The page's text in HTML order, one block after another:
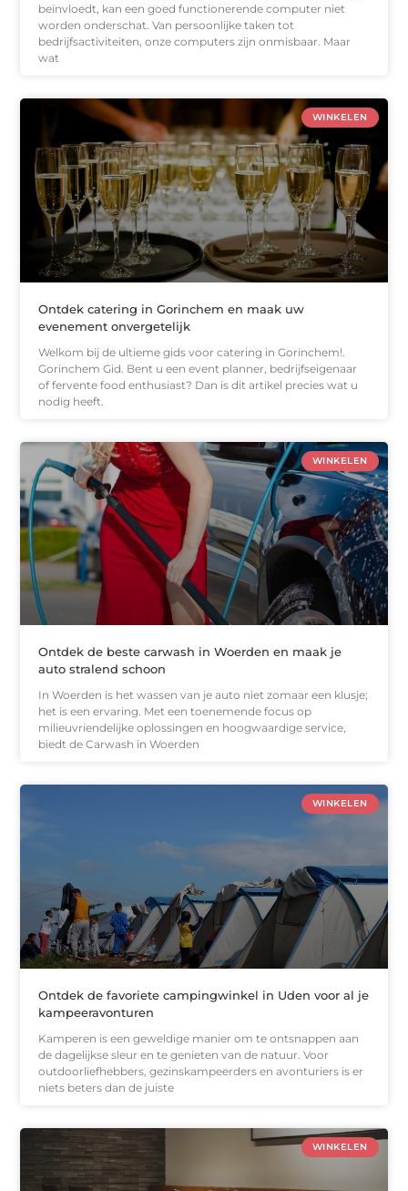
beïnvloedt, kan een goed functionerende computer niet
worden onderschat. Van persoonlijke taken tot
bedrijfsactiviteiten, onze computers zijn onmisbaar. Maar
wat
WINKELEN
Ontdek catering in Gorinchem en maak uw
evenement onvergetelijk
Welkom bij de ultieme gids voor catering in Gorinchem!.
Gorinchem Gid. Bent u een event planner, bedrijfseigenaar
of fervente food enthusiast? Dan is dit artikel precies wat u
nodig heeft.
WINKELEN
Ontdek de beste carwash in Woerden en maak je
auto stralend schoon
In Woerden is het wassen van je auto niet zomaar een klusje;
het is een ervaring. Met een toenemende focus op
milieuvriendelijke oplossingen en hoogwaardige service,
biedt de Carwash in Woerden
WINKELEN
Ontdek de favoriete campingwinkel in Uden voor al je
kampeeravonturen
Kamperen is een geweldige manier om te ontsnappen aan
de dagelijkse sleur en te genieten van de natuur. Voor
outdoorliefhebbers, gezinskampeerders en avonturiers is er
niets beters dan de juiste
WINKELEN